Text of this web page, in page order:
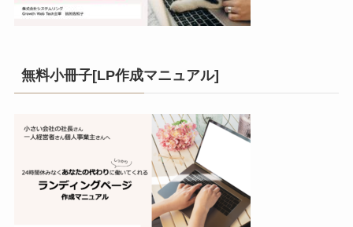
無料小冊子[LP作成マニュアル]